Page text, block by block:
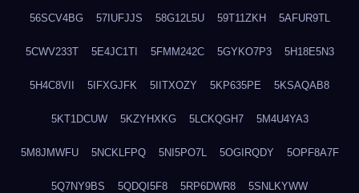
56SCV4BG 57IUFJJS 58G12L5U 59T11ZKH 5AFUR9TL
5CWV233T 5E4JC1TI 5FMM242C 5GYKO7P3 5H18E5N3
5H4C8VII 5IFXGJFK 5IITXOZY 5KP635PE 5KSAQAB8
5KT1DCUW 5KZYHXKG 5LCKQGH7 5M4U4YA3
5M8JMWFU 5NCKLFPQ 5NI5PO7L 5OGIRQDY 5OPF8A7F
5Q7NY9BS 5QDQI5F8 5RP6DWR8 5SNLKYWW